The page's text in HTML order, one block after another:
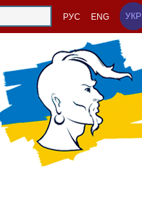
РУС ENG УКР